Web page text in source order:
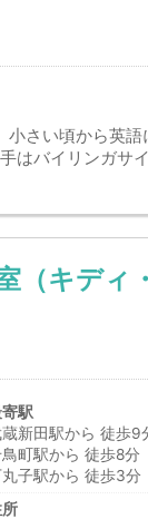
さい頃から英
はバイリンガサ
（キディ
駅
新田駅から 徒歩9
町駅から 徒歩8分
子駅から 徒歩3分